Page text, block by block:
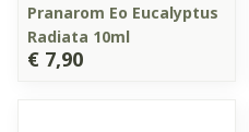
Pranarom Eo Eucalyptus
Radiata 10ml
€ 7,90